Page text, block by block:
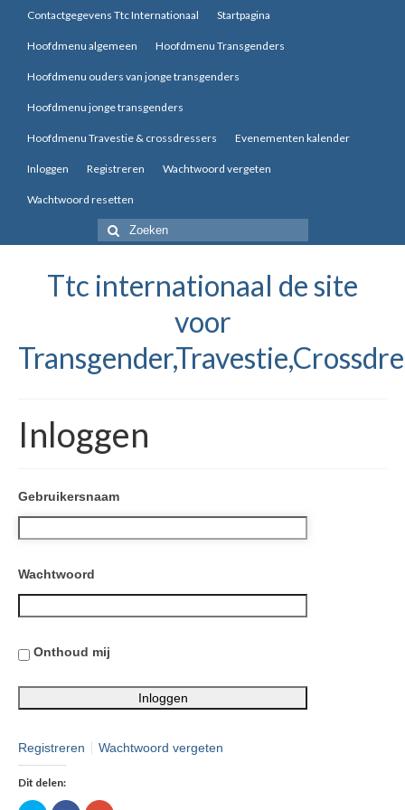
Contactgegevens Ttc Internationaal Startpagina
Hoofdmenu algemeen Hoofdmenu Transgenders
Hoofdmenu ouders van jonge transgenders
Hoofdmenu jonge transgenders
Hoofdmenu Travestie & crossdressers Evenementen kalender
Inloggen Registreren Wachtwoord vergeten
Wachtwoord resetten
Zoek
naar:
Ttc internationaal de site
voor
Inloggen
Gebruikersnaam
Wachtwoord
Onthoud mij
Registreren Wachtwoord vergeten
Dit delen: